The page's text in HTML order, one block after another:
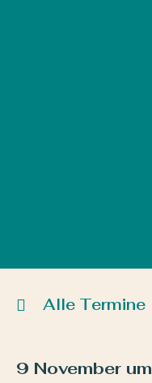
Alle Termine
9 November um